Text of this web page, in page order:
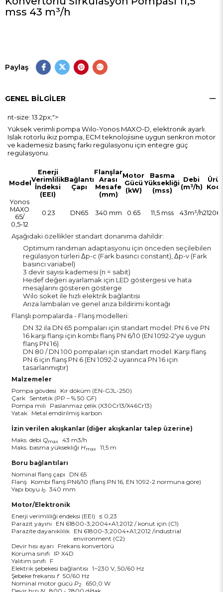
mss 43 m³/h
Paylaş
GENEL BILGILER
nt-size: 13.2px;">
Yüksek verimli pompa Wilo-Yonos MAXO-D, elektronik ayarlı.
Islak rotorlu ikiz pompa, ECM teknolojisine uygun senkron motor
ve kademesiz basınç farkı regülasyonu için entegre güç
regülasyonu.
Model
Enerji
Verimlilik
İndeksi
(EEI)
Bağlantı
Çapı
Flanşlar
Arası
Mesafe
(mm)
Motor
Gücü
(kW)
Basma
Yüksekliği
(mss)
Debi
(m³/h)
Yonos
MAXO
65/
0,5-12
0.23 DN65 340 mm 0.65 11,5 mss 43m³/h
Aşağıdaki özellikler standart donanıma dahildir:
Optimum randıman adaptasyonu için önceden seçilebilen
regülasyon türleri Δp-c (Fark basıncı constant), Δp-v (Fark
basıncı variabel)
3 devir sayısı kademesi (n = sabit)
Hedef değeri ayarlamak için LED göstergesi ve hata
mesajlarını gösteren gösterge
Wilo soket ile hızlı elektrik bağlantısı
Arıza lambaları ve genel arıza bildirimi kontağı
Flanşlı pompalarda - Flanş modelleri:
DN 32 ila DN 65 pompaları için standart model: PN 6 ve PN
16 karşı flanşı için kombi flanş PN 6/10 (EN 1092-2'ye uygun
flanş PN 16)
DN 80 / DN 100 pompaları için standart model: Karşı flanş
PN 6 için flanş PN 6 (EN 1092-2 uyarınca PN 16 için
tasarlanmıştır)
Malzemeler
Pompa gövdesi
Kır döküm (EN-GJL-250)
Çark Sentetik (PP – % 50 GF)
Pompa mili
Paslanmaz çelik (X30Cr13/X46Cr13)
Yatak Metal emdirilmiş karbon
İzin verilen akışkanlar (diğer akışkanlar talep üzerine)
Maks. debi Qmax
43 m3/h
Maks. basma yüksekliği Hmax 11,5 m
Boru bağlantıları
Nominal flanş çapı
DN 65
Flanş Kombi flanş PN6/10 (flanş PN 16, EN 1092-2 normuna göre)
Yapı boyu l0 340 mm
Motor/Elektronik
Enerji verimliliği endeksi (EEI) ≤ 0,23
Parazit yayını
EN 61800-3;2004+A1;2012 / konut için (C1)
Parazite dayanıklılık EN 61800-3;2004+A1;2012 /industrial
environment (C2)
Devir hısı ayarı
Frekans konvertörü
Koruma sınıfı
IP X4D
Yalıtım sınıfı
F
Elektrik şebekesi bağlantısı 1~230 V, 50/60 Hz
Şebeke frekansı f 50/60 Hz
Nominal motor gücü P2
650,0 W